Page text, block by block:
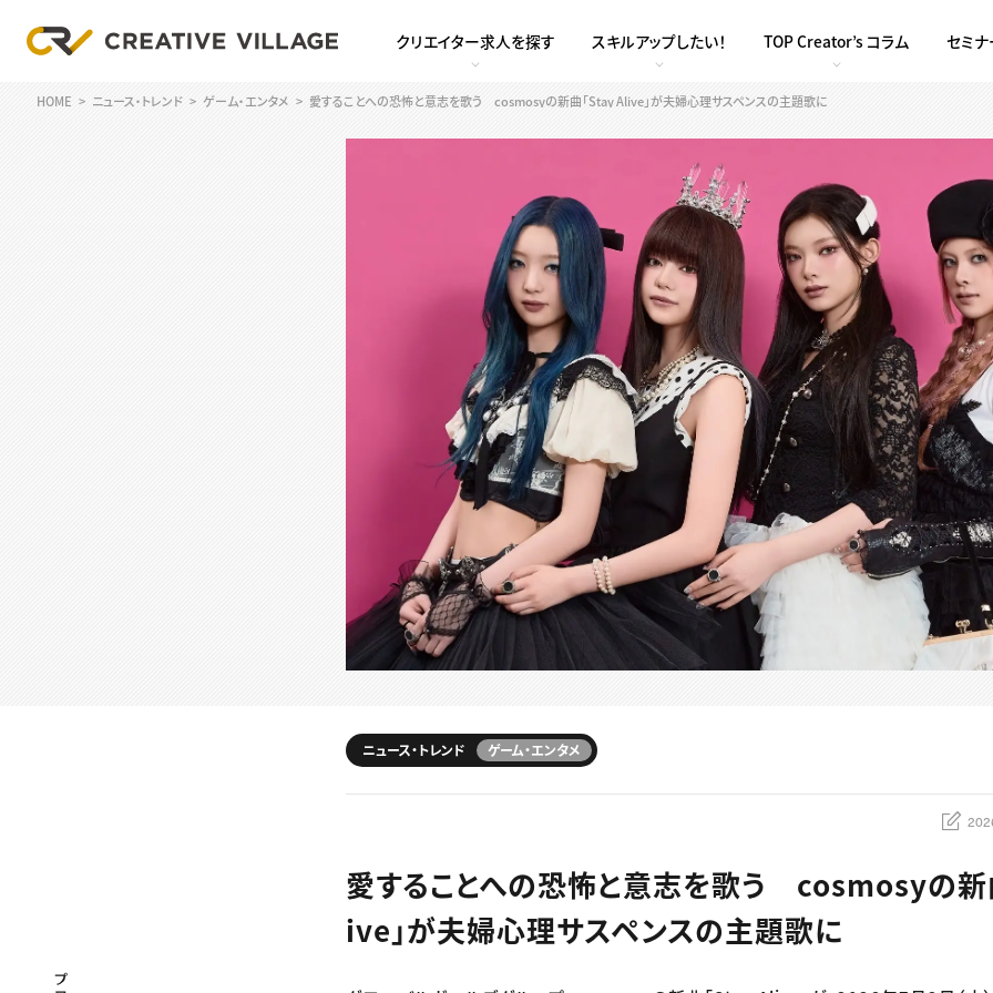
クリエイター求人を探す スキルアップしたい！ TOP Creator’s コラム セミナ
HOME ニュース・トレンド ゲーム・エンタメ 愛することへの恐怖と意志を歌う cosmosyの新曲「Stay Alive」が夫婦心理サスペンスの主題歌に
ニュース・トレンド ゲーム・エンタメ
愛することへの恐怖と意志を歌う cosmosyの新
ive」が夫婦心理サスペンスの主題歌に